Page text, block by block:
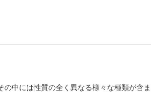
中には性質の全く異なる様々な種類が含